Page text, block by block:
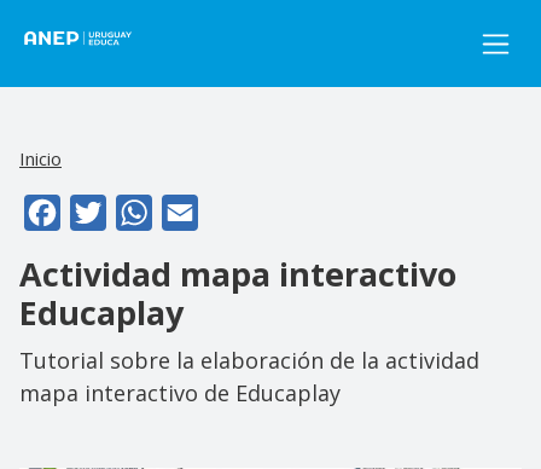
Inicio
FacebookTwitterWhatsApp
Actividad mapa interactivo
Educaplay
Tutorial sobre la elaboración de la actividad
mapa interactivo de Educaplay